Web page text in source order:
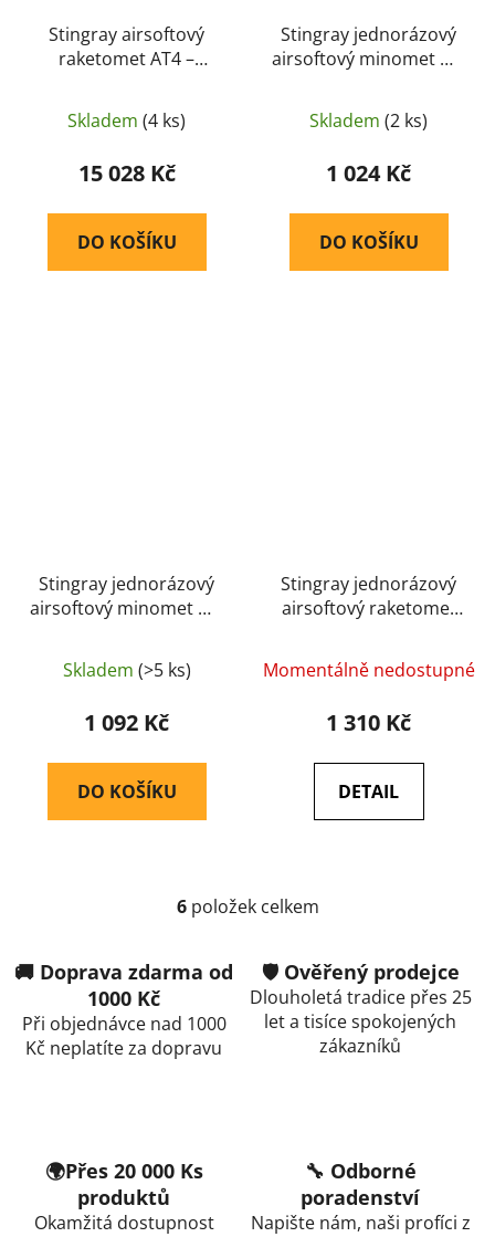
Stingray airsoftový
raketomet AT4 –
Skladem (4 ks)
15 028 Kč
DO KOŠÍKU
Stingray jednorázový
airsoftový minomet M3
Zelená
Skladem (2 ks)
1 024 Kč
DO KOŠÍKU
Stingray jednorázový
airsoftový minomet M4
Skladem (>5 ks)
1 092 Kč
DO KOŠÍKU
Stingray jednorázový
airsoftový raketomet
– Zelená
Momentálně nedostupné
1 310 Kč
DETAIL
O
á
d
y
6položek celkem
🚚 Doprava zdarma od
1000 Kč
Při objednávce nad 1000
Kč neplatíte za dopravu
🛡️ Ověřený prodejce
Dlouholetá tradice přes 25
let a tisíce spokojených
zákazníků
🌍Přes 20 000 Ks
produktů
Okamžitá dostupnost
🔧 Odborné
poradenství
Napište nám, naši profíci z